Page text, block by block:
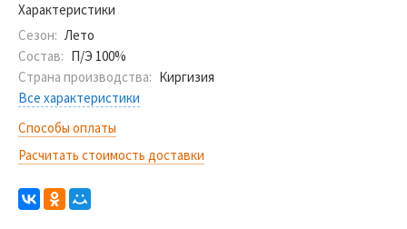
Характеристики
Сезон: Лето
Состав: П/Э 100%
Страна производства: Киргизия
Все характеристики
Способы оплаты
Расчитать стоимость доставки